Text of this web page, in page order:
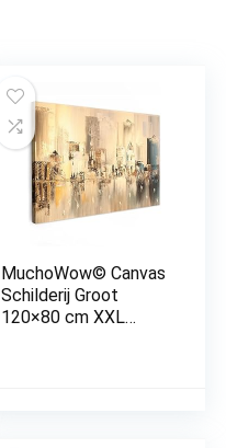
MuchoWow© Canvas
Schilderij Groot
120×80 cm XXL